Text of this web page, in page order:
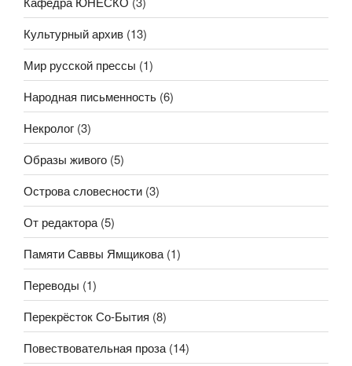
Культурный архив (13)
Мир русской прессы (1)
Народная письменность (6)
Некролог (3)
Образы живого (5)
Острова словесности (3)
От редактора (5)
Памяти Саввы Ямщикова (1)
Переводы (1)
Перекрёсток Со-Бытия (8)
Повествовательная проза (14)